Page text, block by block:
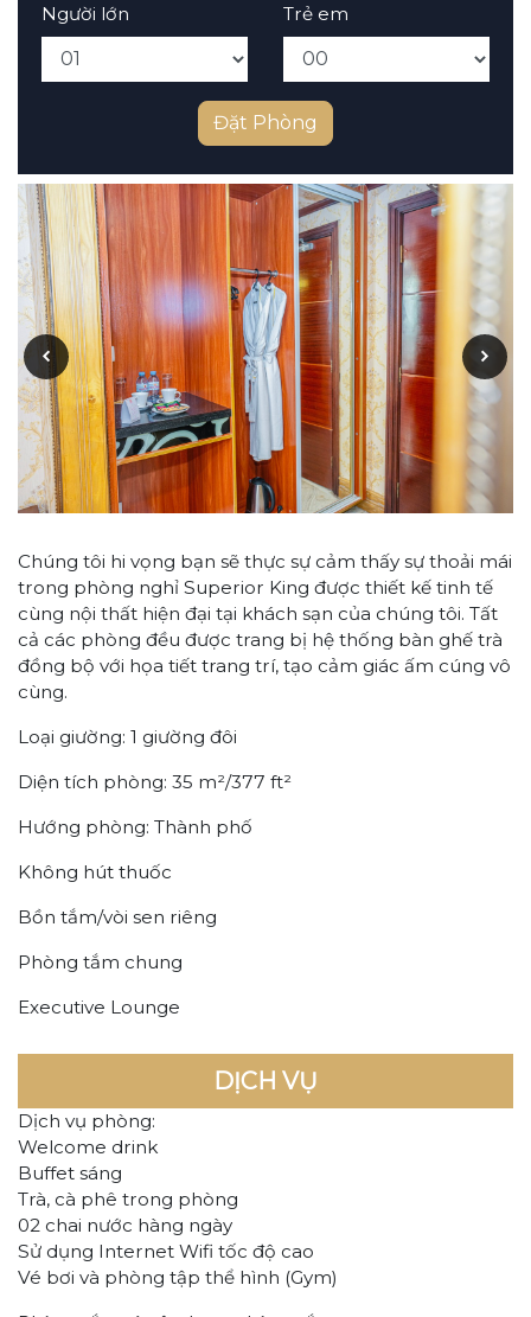
Chúng tôi hi vọng bạn sẽ thực sự cảm thấy sự thoải mái
trong phòng nghỉ Superior King được thiết kế tinh tế
cùng nội thất hiện đại tại khách sạn của chúng tôi. Tất
cả các phòng đều được trang bị hệ thống bàn ghế trà
đồng bộ với họa tiết trang trí, tạo cảm giác ấm cúng vô
cùng.
Loại giường: 1 giường đôi
Diện tích phòng: 35 m²/377 ft²
Hướng phòng: Thành phố
Không hút thuốc
Bồn tắm/vòi sen riêng
Phòng tắm chung
Executive Lounge
DỊCH VỤ
Dịch vụ phòng:
Welcome drink
Buffet sáng
Trà, cà phê trong phòng
02 chai nước hàng ngày
Sử dụng Internet Wifi tốc độ cao
Vé bơi và phòng tập thể hình (Gym)
Người lớn Trẻ em
Đặt Phòng